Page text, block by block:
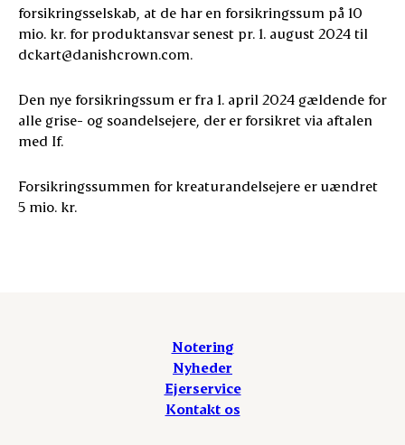
forsikringsselskab, at de har en forsikringssum på 10
mio. kr. for produktansvar senest pr. 1. august 2024 til
dckart@danishcrown.com.
Den nye forsikringssum er fra 1. april 2024 gældende for
alle grise- og soandelsejere, der er forsikret via aftalen
med If.
Forsikringssummen for kreaturandelsejere er uændret
5 mio. kr.
Notering
Nyheder
Ejerservice
Kontakt os